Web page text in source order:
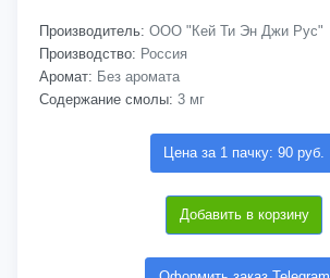
Производитель: ООО "Кей Ти Эн Джи Рус"
Производство: Россия
Аромат: Без аромата
Содержание смолы: 3 мг
Цена за 1 пачку: 90 руб.
Добавить в корзину